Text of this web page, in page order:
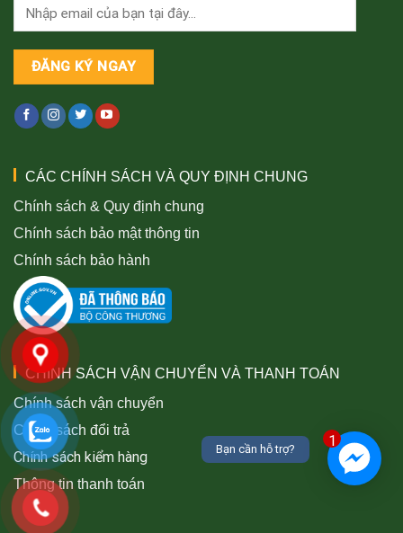
CÁC CHÍNH SÁCH VÀ QUY ĐỊNH CHUNG
Chính sách & Quy định chung
Chính sách bảo mật thông tin
Chính sách bảo hành
CHÍNH SÁCH VẬN CHUYỂN VÀ THANH TOÁN
Chính sách vận chuyển
Chính sách đổi trả
Chính sách kiểm hàng
Thông tin thanh toán
1
Bạn cần hỗ trợ?